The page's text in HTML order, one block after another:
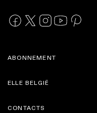
ABONNEMENT
ELLE BELGIË
CONTACTS